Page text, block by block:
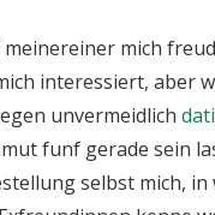
mich
interessiert, aber
unvermeidlich
funf gerade sein
selbst mich,